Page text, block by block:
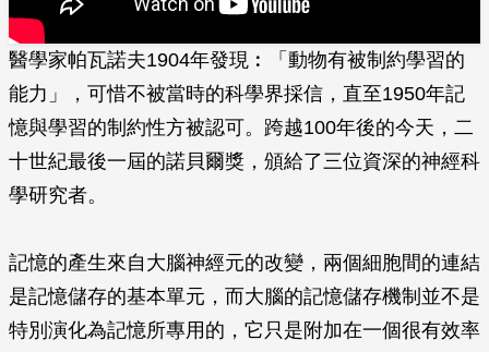
醫學家帕瓦諾夫1904年發現︰「動物有被制約學習的
能力」，可惜不被當時的科學界採信，直至1950年記
憶與學習的制約性方被認可。跨越100年後的今天，二
十世紀最­後一屆的諾貝爾獎，頒給了三位資深的神經科
學研究者。
記憶的產生來自大腦神經元的改變，兩個細胞間的連結
是記憶儲存的基本單元，而大腦的記憶儲存機制並不是
特別演化為記憶所專用的，它只是附加在一個很有效率